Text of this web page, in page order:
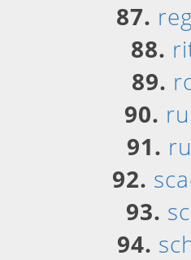
87.
88.
89.
90.
91.
92.
93.
94.